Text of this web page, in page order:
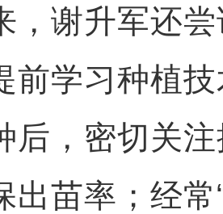
谢升军还尝
前学习种植
后，密切关
出苗率；经常